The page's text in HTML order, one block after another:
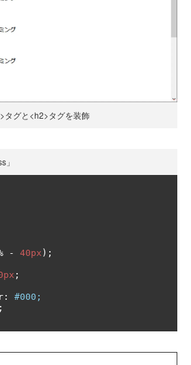
タグと<h2>タグを装飾
- 40px );
;
:
#000;
;